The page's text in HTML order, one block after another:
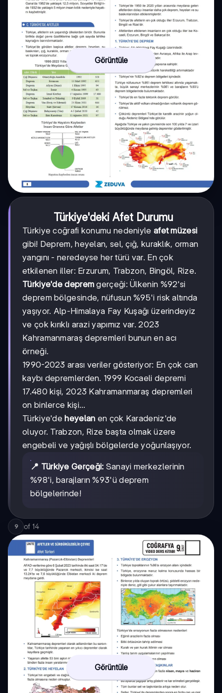
Görüntüle
Türkiye'deki Afet Durumu
Türkiye coğrafi konumu nedeniyle afet müzesi
gibi! Deprem, heyelan, sel, çığ, kuraklık, orman
yangını - neredeyse her türü var. En çok
etkilenen iller: Erzurum, Trabzon, Bingöl, Rize.
Türkiye'de deprem gerçeği: Ülkenin %92'si
deprem bölgesinde, nüfusun %95'i risk altında
yaşıyor. Alp-Himalaya Fay Kuşağı üzerindeyiz
ve çok kırıklı arazi yapımız var. 2023
Kahramanmaraş depremleri bunun en acı
örneği.
1990-2023 arası veriler gösteriyor: En çok can
kaybı depremlerden. 1999 Kocaeli depremi
17.480 kişi, 2023 Kahramanmaraş depremleri
on binlerce kişi...
Türkiye'de heyelan en çok Karadeniz'de
oluyor. Trabzon, Rize başta olmak üzere
engebeli ve yağışlı bölgelerde yoğunlaşıyor.
📍 Türkiye Gerçeği: Sanayi merkezlerinin
%98'i, barajların %93'ü deprem
bölgelerinde!
9 of 14
Görüntüle